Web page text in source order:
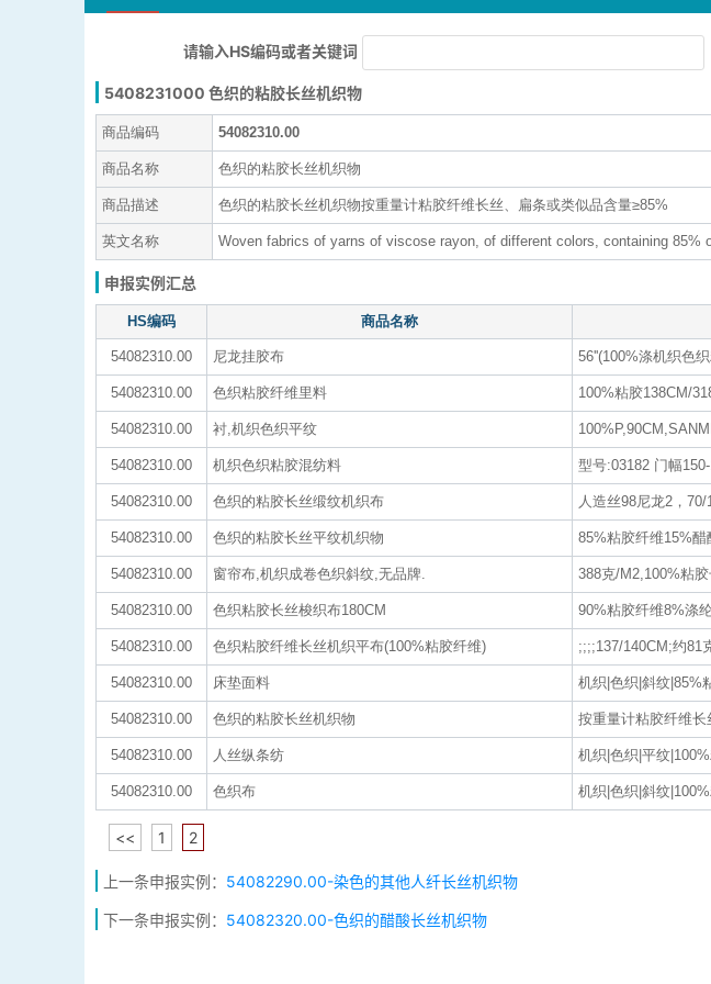
请输入HS编码或者关键词
5408231000 色织的粘胶长丝机织物
商品编码 54082310.00
商品名称 色织的粘胶长丝机织物
商品描述 色织的粘胶长丝机织物按重量计粘胶纤维长丝、扁条或类似品含量≥85%
英文名称 Woven fabrics of yarns of viscose rayon, of different colors, containing
申报实例汇总
HS编码 商品名称
54082310.00 尼龙挂胶布 56''(100%涤机织色
54082310.00 色织粘胶纤维里料 100%粘胶138CM/
54082310.00 衬,机织色织平纹
54082310.00 机织色织粘胶混纺料 型号:03182 门幅
54082310.00 色织的粘胶长丝缎纹机织布 人造丝98尼龙2，70/
54082310.00 色织的粘胶长丝平纹机织物 85%粘胶纤维15%
54082310.00 窗帘布,机织成卷色织斜纹,无品牌. 388克/M2,100%粘
54082310.00 色织粘胶长丝梭织布180CM 90%粘胶纤维8%涤
54082310.00 色织粘胶纤维长丝机织平布(100%粘胶纤维) ;;;;137/140CM;约81
54082310.00 床垫面料 机织|色织|斜纹|85%
54082310.00 色织的粘胶长丝机织物 按重量计粘胶纤维
54082310.00 人丝纵条纺 机织|色织|平纹
54082310.00 色织布 机织|色织|斜纹
<< 1 2
上一条申报实例： 54082290.00-染色的其他人纤长丝机织物
下一条申报实例： 54082320.00-色织的醋酸长丝机织物